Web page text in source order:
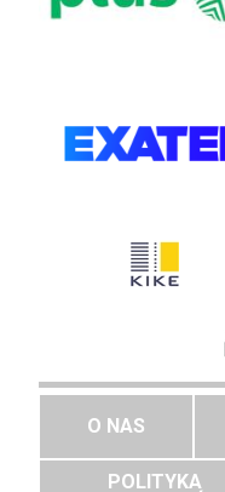
O NAS
POLITYKA